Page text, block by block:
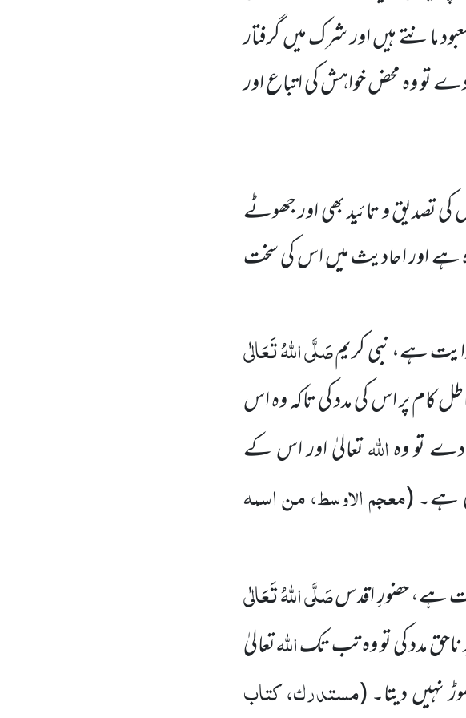
مانتے ہیں اور شرک میں گرفتار
تو وہ محض خواہش کی اتباع اور
تصدیق و تائید بھی اور جھوٹے
ہ ہے اور احادیث میں اس کی سخت
ہے، نبی کریمصَلَّی اللہُ تَعَالٰی
کام پر اس کی مدد کی تاکہ وہ اس
تو وہاللہتعالیٰ اور اس کے
ہے۔(معجم الاوسط، من اسمہ
ہے، حضورِ اقدسصَلَّی اللہُ تَعَالٰی
مدد کی تو وہ تب تکاللہتعالیٰ
نہیں دیتا۔(مستدرک، کتاب